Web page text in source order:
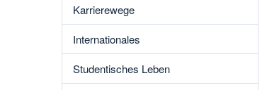
Karrierewege
Internationales
Studentisches Leben